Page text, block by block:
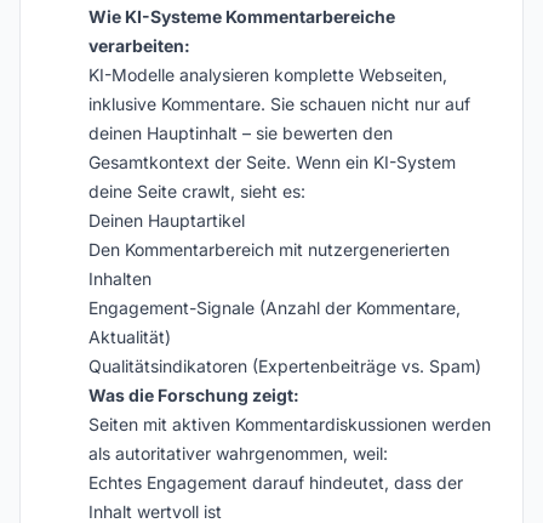
Wie KI-Systeme Kommentarbereiche
verarbeiten:
KI-Modelle analysieren komplette Webseiten,
inklusive Kommentare. Sie schauen nicht nur auf
deinen Hauptinhalt – sie bewerten den
Gesamtkontext der Seite. Wenn ein KI-System
deine Seite crawlt, sieht es:
Deinen Hauptartikel
Den Kommentarbereich mit nutzer­generierten
Inhalten
Engagement-Signale (Anzahl der Kommentare,
Aktualität)
Qualitätsindikatoren (Expertenbeiträge vs. Spam)
Was die Forschung zeigt:
Seiten mit aktiven Kommentardiskussionen werden
als autoritativer wahrgenommen, weil:
Echtes Engagement darauf hindeutet, dass der
Inhalt wertvoll ist